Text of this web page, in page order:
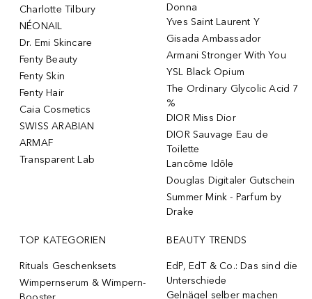
Charlotte Tilbury
NÉONAIL
Dr. Emi Skincare
Fenty Beauty
Fenty Skin
Fenty Hair
Caia Cosmetics
SWISS ARABIAN
ARMAF
Transparent Lab
Donna
Yves Saint Laurent Y
Gisada Ambassador
Armani Stronger With You
YSL Black Opium
The Ordinary Glycolic Acid 7
%
DIOR Miss Dior
DIOR Sauvage Eau de
Toilette
Lancôme Idôle
Douglas Digitaler Gutschein
Summer Mink - Parfum by
Drake
TOP KATEGORIEN
Rituals Geschenksets
Wimpernserum & Wimpern-
BEAUTY TRENDS
EdP, EdT & Co.: Das sind die
Unterschiede
Gelnägel selber machen